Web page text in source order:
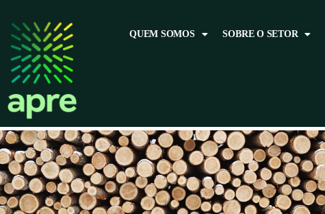
QUEM SOMOS SOBRE O SETOR